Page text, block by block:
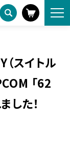
PEPCOM 「62 Best of
スイトル
「62
した！